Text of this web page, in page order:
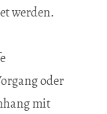
werden.
oder
mit